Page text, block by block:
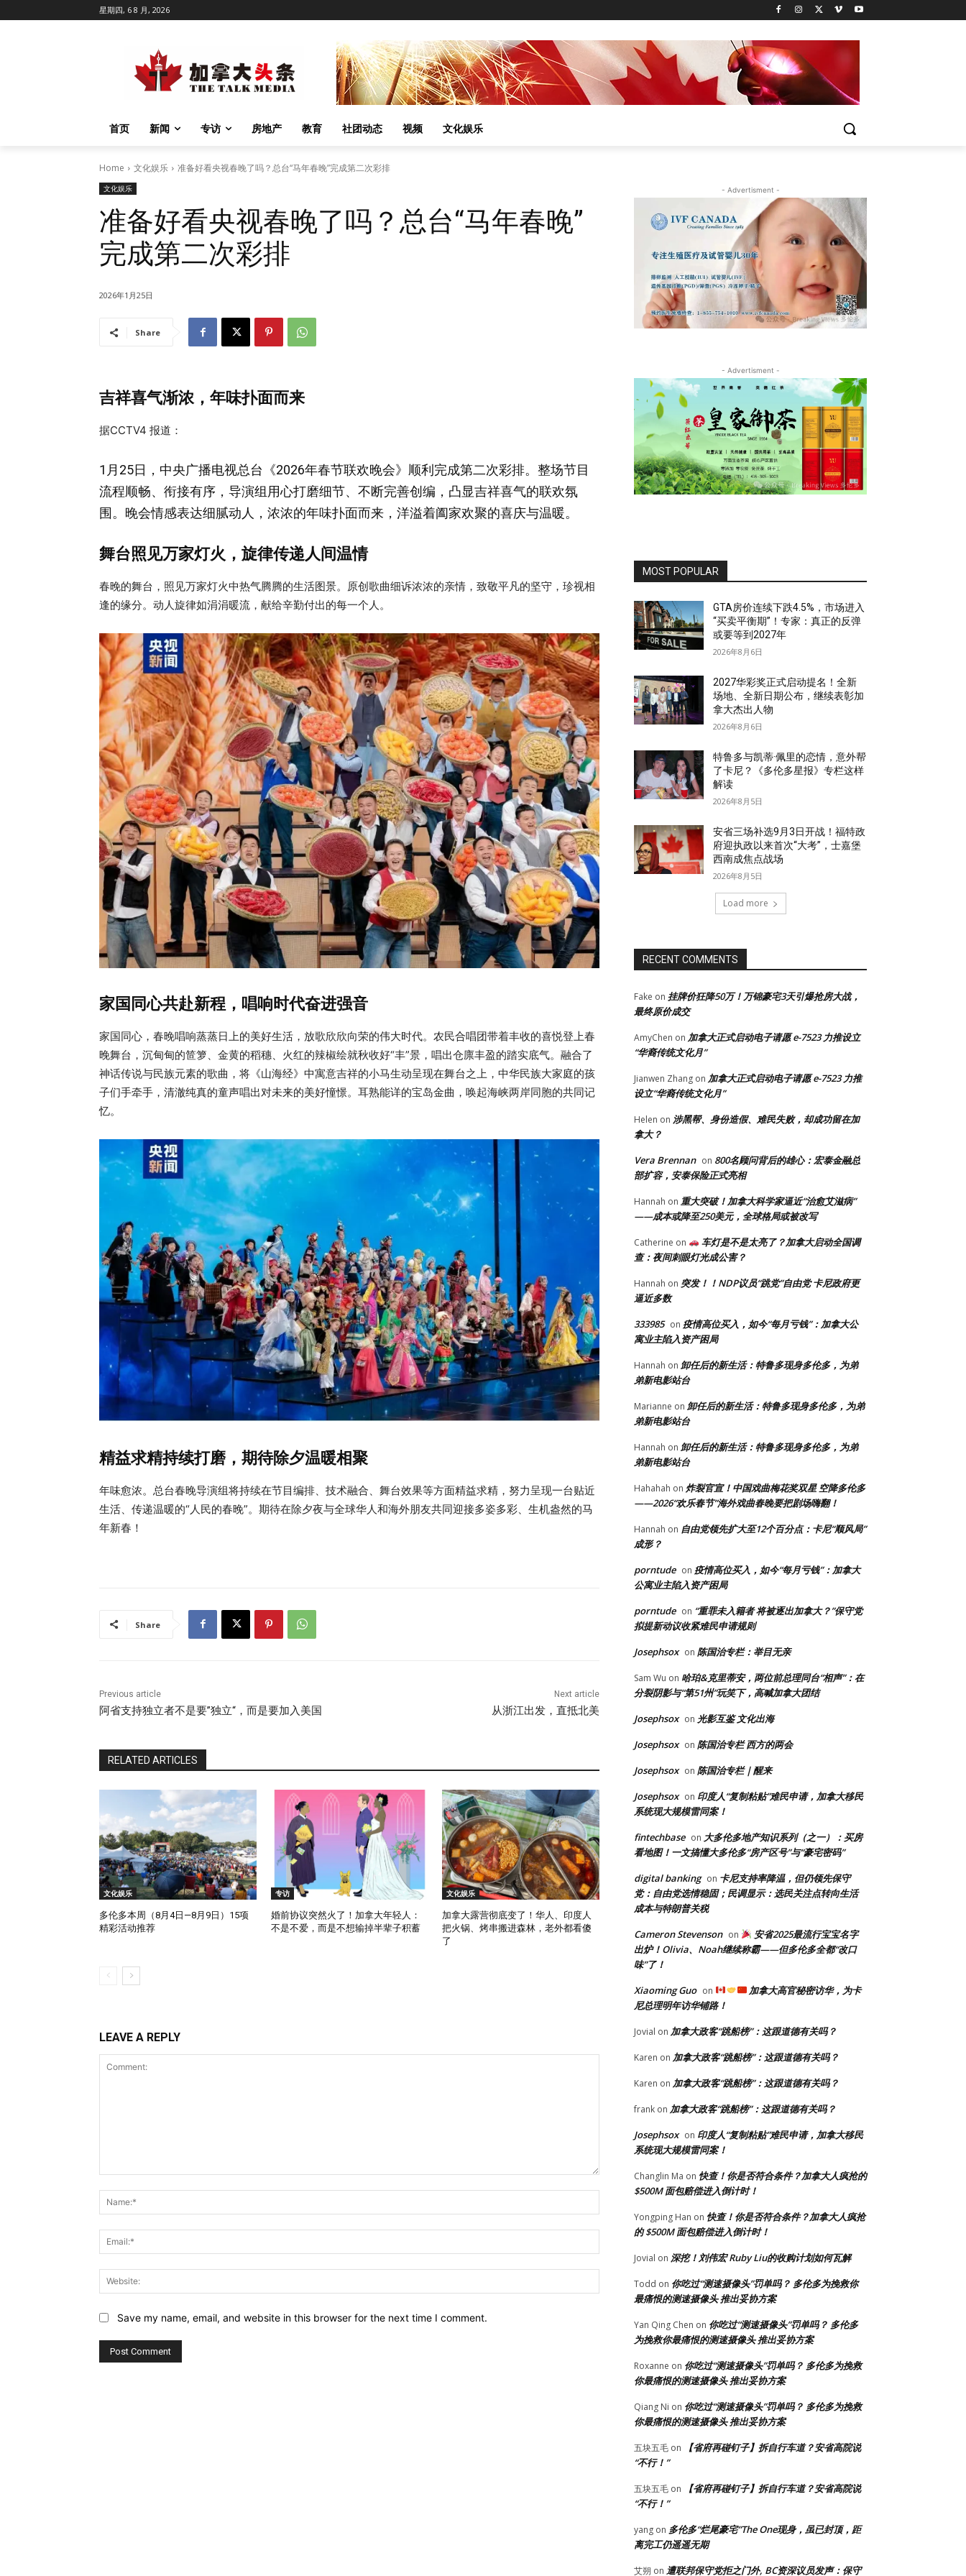
星期四, 6 8 月, 2026
首页 新闻 专访 房地产 教育 社团动态 视频 文化娱乐
Home 文化娱乐 准备好看央视春晚了吗？总台“马年春晚”完成第二次彩排
文化娱乐
准备好看央视春晚了吗？总台“马年春晚”
完成第二次彩排
2026年1月25日
Share
吉祥喜气渐浓，年味扑面而来
据CCTV4 报道：
1月25日，中央广播电视总台《2026年春节联欢晚会》顺利完成第二次彩排。整场节目
流程顺畅、衔接有序，导演组用心打磨细节、不断完善创编，凸显吉祥喜气的联欢氛
围。晚会情感表达细腻动人，浓浓的年味扑面而来，洋溢着阖家欢聚的喜庆与温暖。
舞台照见万家灯火，旋律传递人间温情
春晚的舞台，照见万家灯火中热气腾腾的生活图景。原创歌曲细诉浓浓的亲情，致敬平凡的坚守，珍视相
逢的缘分。动人旋律如涓涓暖流，献给辛勤付出的每一个人。
家国同心共赴新程，唱响时代奋进强音
家国同心，春晚唱响蒸蒸日上的美好生活，放歌欣欣向荣的伟大时代。农民合唱团带着丰收的喜悦登上春
晚舞台，沉甸甸的笸箩、金黄的稻穗、火红的辣椒绘就秋收好“丰”景，唱出仓廪丰盈的踏实底气。融合了
神话传说与民族元素的歌曲，将《山海经》中寓意吉祥的小马生动呈现在舞台之上，中华民族大家庭的孩
子们手牵手，清澈纯真的童声唱出对未来的美好憧憬。耳熟能详的宝岛金曲，唤起海峡两岸同胞的共同记
忆。
精益求精持续打磨，期待除夕温暖相聚
年味愈浓。总台春晚导演组将持续在节目编排、技术融合、舞台效果等方面精益求精，努力呈现一台贴近
生活、传递温暖的“人民的春晚”。期待在除夕夜与全球华人和海外朋友共同迎接多姿多彩、生机盎然的马
年新春！
Share
Previous article
阿省支持独立者不是要”独立“，而是要加入美国
Next article
从浙江出发，直抵北美
RELATED ARTICLES
文化娱乐
多伦多本周（8月4日—8月9日）15项
精彩活动推荐
专访
婚前协议突然火了！加拿大年轻人：
不是不爱，而是不想输掉半辈子积蓄
文化娱乐
加拿大露营彻底变了！华人、印度人
把火锅、烤串搬进森林，老外都看傻
了
LEAVE A REPLY
Save my name, email, and website in this browser for the next time I comment.
- Advertisment -
- Advertisment -
MOST POPULAR
GTA房价连续下跌4.5%，市场进入
“买卖平衡期”！专家：真正的反弹
或要等到2027年
2026年8月6日
2027华彩奖正式启动提名！全新
场地、全新日期公布，继续表彰加
拿大杰出人物
2026年8月6日
特鲁多与凯蒂·佩里的恋情，意外帮
了卡尼？《多伦多星报》专栏这样
解读
2026年8月5日
安省三场补选9月3日开战！福特政
府迎执政以来首次“大考”，士嘉堡
西南成焦点战场
2026年8月5日
Load more
RECENT COMMENTS
Fake on 挂牌价狂降50万！万锦豪宅3天引爆抢房大战，
最终原价成交
AmyChen on 加拿大正式启动电子请愿 e-7523 力推设立
“华裔传统文化月”
Jianwen Zhang on 加拿大正式启动电子请愿 e-7523 力推
设立“华裔传统文化月”
Helen on 涉黑帮、身份造假、难民失败，却成功留在加
拿大？
Vera Brennan on 800名顾问背后的雄心：宏泰金融总
部扩容，安泰保险正式亮相
Hannah on 重大突破！加拿大科学家逼近“治愈艾滋病”
——成本或降至250美元，全球格局或被改写
Catherine on
车灯是不是太亮了？加拿大启动全国调
查：夜间刺眼灯光成公害？
Hannah on 突发！！NDP议员“跳党”自由党 卡尼政府更
逼近多数
333985 on 疫情高位买入，如今“每月亏钱”：加拿大公
寓业主陷入资产困局
Hannah on 卸任后的新生活：特鲁多现身多伦多，为弟
弟新电影站台
Marianne on 卸任后的新生活：特鲁多现身多伦多，为弟
弟新电影站台
Hannah on 卸任后的新生活：特鲁多现身多伦多，为弟
弟新电影站台
Hahahah on 炸裂官宣！中国戏曲梅花奖双星 空降多伦多
——2026“欢乐春节”海外戏曲春晚要把剧场嗨翻！
Hannah on 自由党领先扩大至12个百分点：卡尼“顺风局”
成形？
porntude on 疫情高位买入，如今“每月亏钱”：加拿大
公寓业主陷入资产困局
porntude on “重罪未入籍者 将被逐出加拿大？”保守党
拟提新动议收紧难民申请规则
Josephsox on 陈国治专栏：举目无亲
Sam Wu on 哈珀&克里蒂安，两位前总理同台“相声”：在
分裂阴影与“第51州”玩笑下，高喊加拿大团结
Josephsox on 光影互鉴 文化出海
Josephsox on 陈国治专栏 西方的两会
Josephsox on 陈国治专栏｜醒来
Josephsox on 印度人“复制粘贴”难民申请，加拿大移民
系统现大规模雷同案！
fintechbase on 大多伦多地产知识系列（之一）：买房
看地图！一文搞懂大多伦多“房产区号”与“豪宅密码”
digital banking on 卡尼支持率降温，但仍领先保守
党：自由党选情稳固；民调显示：选民关注点转向生活
成本与特朗普关税
Cameron Stevenson on
安省2025最流行宝宝名字
出炉！Olivia、Noah继续称霸——但多伦多全都“改口
味”了！
Xiaoming Guo on
加拿大高官秘密访华，为卡
尼总理明年访华铺路！
Jovial on 加拿大政客“跳船榜”：这跟道德有关吗？
Karen on 加拿大政客“跳船榜”：这跟道德有关吗？
Karen on 加拿大政客“跳船榜”：这跟道德有关吗？
frank on 加拿大政客“跳船榜”：这跟道德有关吗？
Josephsox on 印度人“复制粘贴”难民申请，加拿大移民
系统现大规模雷同案！
Changlin Ma on 快查！你是否符合条件？加拿大人疯抢的
$500M 面包赔偿进入倒计时！
Yongping Han on 快查！你是否符合条件？加拿大人疯抢
的 $500M 面包赔偿进入倒计时！
Jovial on 深挖！刘伟宏 Ruby Liu的收购计划如何瓦解
Todd on 你吃过“测速摄像头”罚单吗？ 多伦多为挽救你
最痛恨的测速摄像头 推出妥协方案
Yan Qing Chen on 你吃过“测速摄像头”罚单吗？ 多伦多
为挽救你最痛恨的测速摄像头 推出妥协方案
Roxanne on 你吃过“测速摄像头”罚单吗？ 多伦多为挽救
你最痛恨的测速摄像头 推出妥协方案
Qiang Ni on 你吃过“测速摄像头”罚单吗？ 多伦多为挽救
你最痛恨的测速摄像头 推出妥协方案
五块五毛 on
【省府再碰钉子】拆自行车道？安省高院说
“不行！”
五块五毛 on
【省府再碰钉子】拆自行车道？安省高院说
“不行！”
yang on 多伦多“烂尾豪宅”The One现身，虽已封顶，距
离完工仍遥遥无期
艾朔 on 遭联邦保守党拒之门外, BC资深议员发声：保守